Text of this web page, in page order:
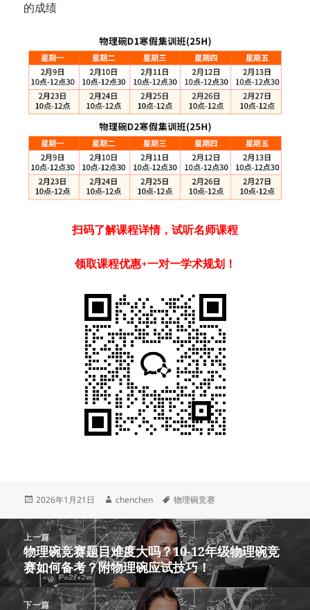
的成绩
扫码了解课程详情，试听名师课程
领取课程优惠+一对一学术规划！
发
于
2026年1月21日
作
chenchen
标
物理碗竞赛
导
航
上一篇
上
篇
文
章：
物理碗竞赛题目难度大吗？10-12年级物理碗竞
赛如何备考？附物理碗应试技巧！
下一篇